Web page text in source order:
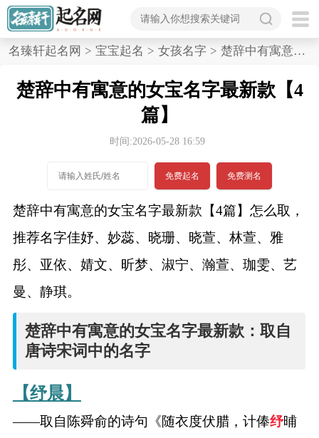
首
宝
名
女孩名字
打
名臻轩起名网 > 宝宝起名 > 女孩名字 > 楚辞中有寓意的女宝名字最新款,4篇
楚辞中有寓意的女宝名字最新款【4
篇】
时间:2026-05-28 16:59
免费起名 免费测名
楚辞中有寓意的女宝名字最新款【4篇】怎么取，
推荐名字佳妤、妙蕊、晓珊、晓萱、林萱、雅
彤、亚依、婧文、昕梦、淑宁、瀚萱、珈雯、艺
曼、静琪。
楚辞中有寓意的女宝名字最新款：取自
唐诗宋词中的名字
【纾晨】
——取自陈舜俞的诗句《随衣度伏腊，计俸纾晡